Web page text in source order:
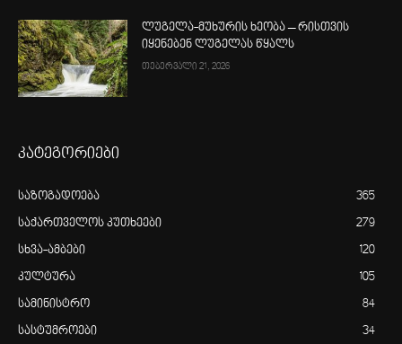
ლუგელა-მუხურის ხეობა – რისთვის
იყენებენ ლუგელას წყალს
თებერვალი 21, 2026
კატეგორიები
საზოგადოება 365
საქართველოს კუთხეები 279
სხვა-ამბები 120
კულტურა 105
სამინისტრო 84
სასტუმროები 34